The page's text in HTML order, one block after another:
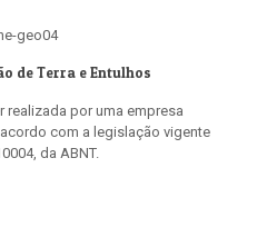
de Terra e Entulhos
realizada por uma empresa
com a legislação vigente
da ABNT.